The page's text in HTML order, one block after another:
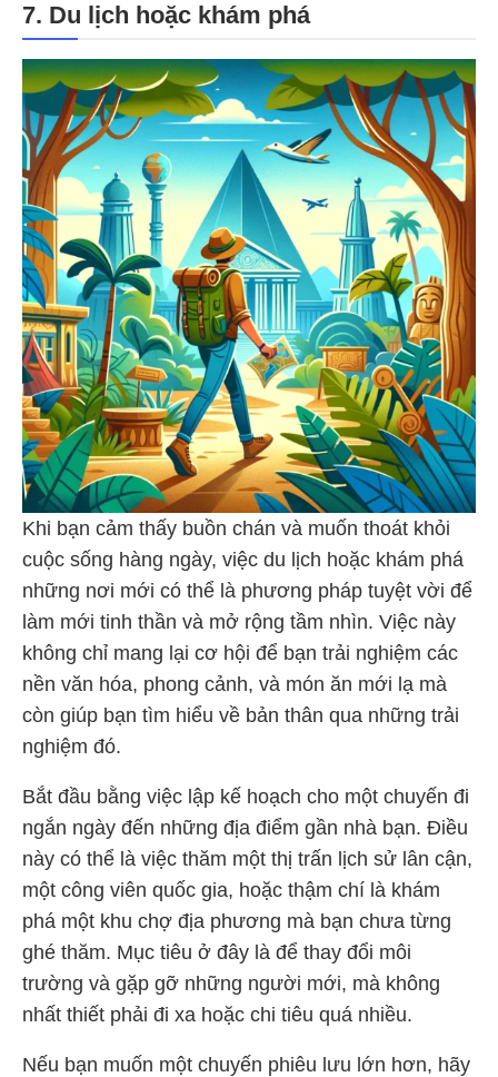
7. Du lịch hoặc khám phá
Khi bạn cảm thấy buồn chán và muốn thoát khỏi
cuộc sống hàng ngày, việc du lịch hoặc khám phá
những nơi mới có thể là phương pháp tuyệt vời để
làm mới tinh thần và mở rộng tầm nhìn. Việc này
không chỉ mang lại cơ hội để bạn trải nghiệm các
nền văn hóa, phong cảnh, và món ăn mới lạ mà
còn giúp bạn tìm hiểu về bản thân qua những trải
nghiệm đó.
Bắt đầu bằng việc lập kế hoạch cho một chuyến đi
ngắn ngày đến những địa điểm gần nhà bạn. Điều
này có thể là việc thăm một thị trấn lịch sử lân cận,
một công viên quốc gia, hoặc thậm chí là khám
phá một khu chợ địa phương mà bạn chưa từng
ghé thăm. Mục tiêu ở đây là để thay đổi môi
trường và gặp gỡ những người mới, mà không
nhất thiết phải đi xa hoặc chi tiêu quá nhiều.
Nếu bạn muốn một chuyến phiêu lưu lớn hơn, hãy